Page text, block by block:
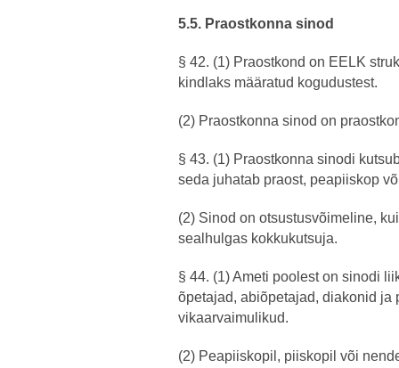
5.5. Praostkonna sinod
§ 42. (1) Praostkond on EELK
kindlaks määratud kogudustest.
(2) Praostkonna sinod on
§ 43. (1) Praostkonna sinodi
seda juhatab praost, peapiiskop
(2) Sinod on otsustusvõimeline,
sealhulgas kokkukutsuja.
§ 44. (1) Ameti poolest on sinodi
õpetajad, abiõpetajad, diakonid ja
vikaarvaimulikud.
(2) Peapiiskopil, piiskopil või